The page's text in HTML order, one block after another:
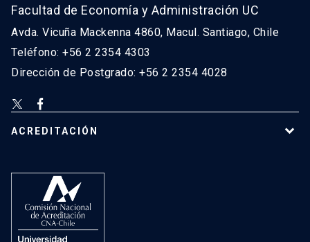
Facultad de Economía y Administración UC
Avda. Vicuña Mackenna 4860, Macul. Santiago, Chile
Teléfono: +56 2 2354 4303
Dirección de Postgrado: +56 2 2354 4028
ACREDITACIÓN